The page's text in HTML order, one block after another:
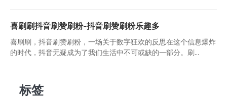
喜刷刷抖音刷赞刷粉-抖音刷赞刷粉乐趣多
喜刷刷，抖音刷赞刷粉，一场关于数字狂欢的反思在这个信息爆炸
的时代，抖音无疑成为了我们生活中不可或缺的一部分。刷...
标签